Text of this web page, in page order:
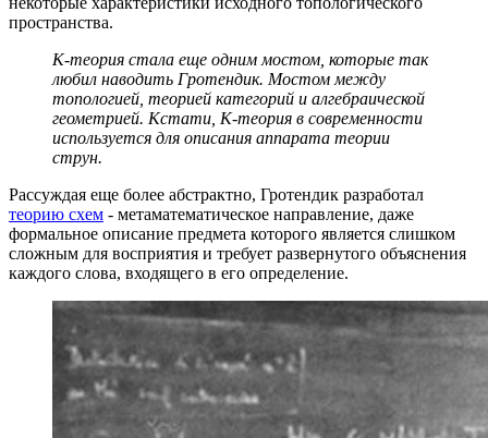
пространства.
К-теория стала еще одним мостом, которые так
любил наводить Гротендик. Мостом между
топологией, теорией категорий и алгебраической
геометрией. Кстати, К-теория в современности
используется для описания аппарата теории
струн.
Рассуждая еще более абстрактно, Гротендик разработал
теорию схем - метаматематическое направление, даже
формальное описание предмета которого является слишком
сложным для восприятия и требует развернутого объяснения
каждого слова, входящего в его определение.